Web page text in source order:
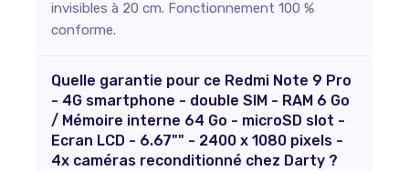
invisibles à 20 cm. Fonctionnement 100 %
conforme.
Quelle garantie pour ce Redmi Note 9 Pro
- 4G smartphone - double SIM - RAM 6 Go
/ Mémoire interne 64 Go - microSD slot -
Ecran LCD - 6.67"" - 2400 x 1080 pixels -
4x caméras reconditionné chez Darty ?